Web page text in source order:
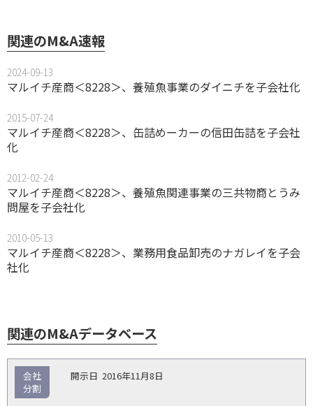
関連のM&A速報
2024-09-13
マルイチ産商＜8228＞、養殖魚事業のダイニチを子会社化
2015-07-24
マルイチ産商＜8228＞、缶詰めーカーの信田缶詰を子会社
化
2012-02-24
マルイチ産商＜8228＞、養殖魚関連事業の三共物商とうみ
問屋を子会社化
2010-05-13
マルイチ産商＜8228＞、業務用食品卸売のナガレイを子会
社化
関連のM&Aデータベース
2016年11月8日
会社
分割